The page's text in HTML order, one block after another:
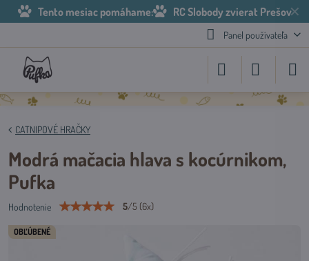
✕
Tento mesiac pomáhame: RC Slobody zvierat Prešov
Panel používateľa
OBĽÚBENÉ
CATNIPOVÉ HRAČKY
Modrá mačacia hlava s kocúrnikom,
Pufka
Hodnotenie 5/5 (6x)